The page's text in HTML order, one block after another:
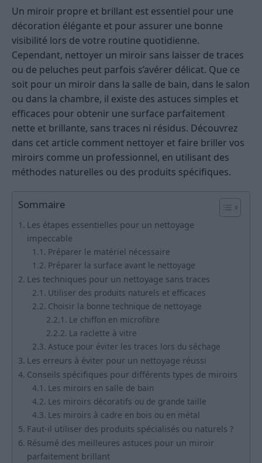
Un miroir propre et brillant est essentiel pour une
décoration élégante et pour assurer une bonne
visibilité lors de votre routine quotidienne.
Cependant, nettoyer un miroir sans laisser de traces
ou de peluches peut parfois s’avérer délicat. Que ce
soit pour un miroir dans la salle de bain, dans le salon
ou dans la chambre, il existe des astuces simples et
efficaces pour obtenir une surface parfaitement
nette et brillante, sans traces ni résidus. Découvrez
dans cet article comment nettoyer et faire briller vos
miroirs comme un professionnel, en utilisant des
méthodes naturelles ou des produits spécifiques.
Sommaire
Les étapes essentielles pour un nettoyage
impeccable
Préparer le matériel nécessaire
Préparer la surface avant le nettoyage
Les techniques pour un nettoyage sans traces
Utiliser des produits naturels et efficaces
Choisir la bonne technique de nettoyage
Le chiffon en microfibre
La raclette à vitre
Astuce pour éviter les traces lors du séchage
Les erreurs à éviter pour un nettoyage réussi
Conseils spécifiques pour différents types de miroirs
Les miroirs en salle de bain
Les miroirs décoratifs ou de grande taille
Les miroirs à cadre en bois ou en métal
Faut-il utiliser des produits spécialisés ou naturels ?
Résumé des meilleures astuces pour un miroir
parfaitement brillant